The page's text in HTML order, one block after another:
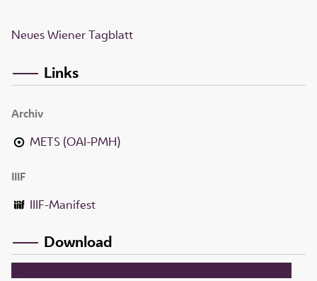
Neues Wiener Tagblatt
Links
Archiv
METS (OAI-PMH)
IIIF
IIIF-Manifest
Download